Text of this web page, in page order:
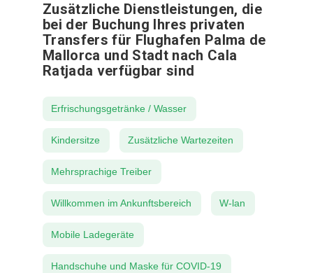
Zusätzliche Dienstleistungen, die
bei der Buchung Ihres privaten
Transfers für Flughafen Palma de
Mallorca und Stadt nach Cala
Ratjada verfügbar sind
Erfrischungsgetränke / Wasser
Kindersitze Zusätzliche Wartezeiten
Mehrsprachige Treiber
Willkommen im Ankunftsbereich W-lan
Mobile Ladegeräte
Handschuhe und Maske für COVID-19